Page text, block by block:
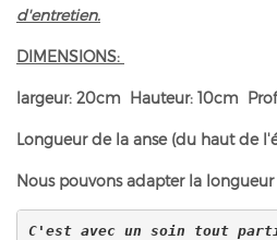
d'entretien.
DIMENSIONS:
largeur: 20cm Hauteur: 10cm
Longueur de la anse (du haut de
Nous pouvons adapter la
C'est avec un soin tout